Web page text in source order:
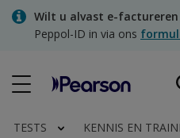
SkipWilt u alvast e-factureren
Peppol-ID in via ons
Snel bestellen
TESTS KENNIS EN